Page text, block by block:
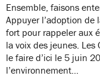
Ensemble, faisons
Appuyer l’adoption de
fort pour rappeler aux
la voix des jeunes. Les
le faire d’ici le 5 juin
l’environnement…